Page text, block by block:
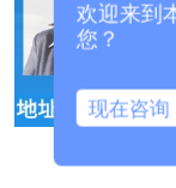
欢迎来到
您？
现在咨询